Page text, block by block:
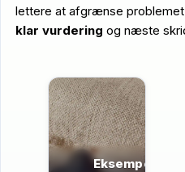
lettere at afgrænse
klar vurdering og næste
Eksempel